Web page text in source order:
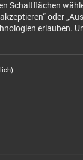
kcal/1851kj
Schaltflächen
oder
erlauben.